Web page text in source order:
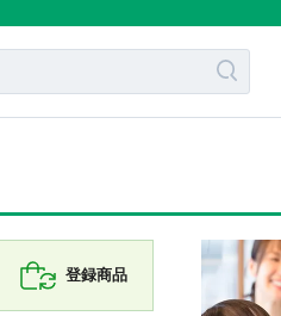
登録商品